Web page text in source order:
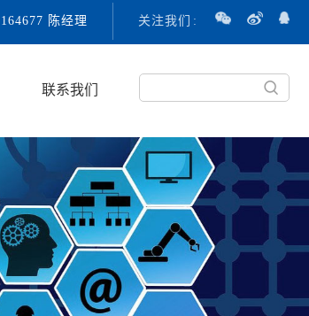
陈经理 关注我们 :
联系我们